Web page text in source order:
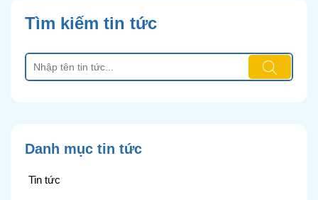
Tìm kiếm tin tức
Danh mục tin tức
Tin tức